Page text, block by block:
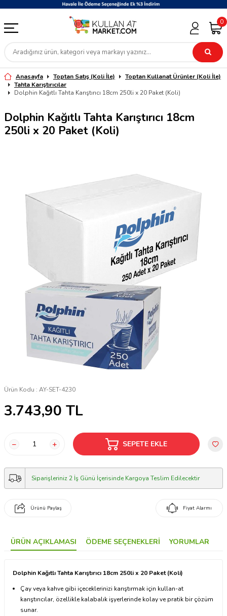
0
Anasayfa Toptan Satış (Koli İle)
Toptan Kullanat Ürünler (Koli İle)
Tahta Karıştırıcılar
Dolphin Kağıtlı Tahta Karıştırıcı 18cm 250li x 20 Paket (Koli)
Dolphin Kağıtlı Tahta Karıştırıcı 18cm
250li x 20 Paket (Koli)
Ürün Kodu : AY-SET-4230
3.743,90 TL
SEPETE EKLE
Siparişleriniz 2 İş Günü İçerisinde Kargoya Teslim Edilecektir
Ürünü Paylaş Fiyat Alarmı
ÜRÜN AÇIKLAMASI ÖDEME SEÇENEKLERI YORUMLAR
Dolphin Kağıtlı Tahta Karıştırıcı 18cm 250li x 20 Paket (Koli)
Çay veya kahve gibi içeceklerinizi karıştırmak için kullan-at
karıştırıcılar, özellikle kalabalık işyerlerinde kolay ve pratik bir çözüm
sunar.